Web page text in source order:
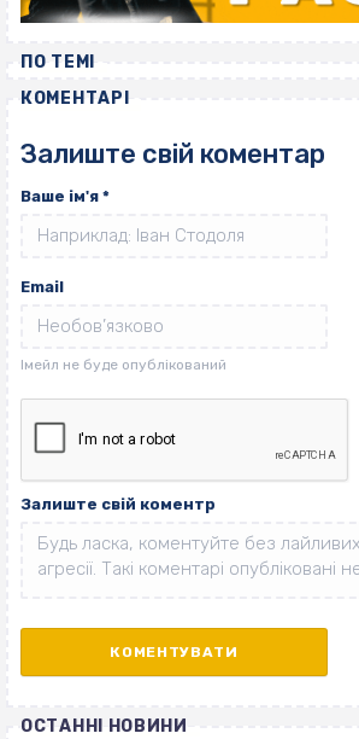
ПО ТЕМІ
КОМЕНТАРІ
Залиште свій коментар
Ваше ім'я *
Email
Залиште свій коментр
ОСТАННІ НОВИНИ